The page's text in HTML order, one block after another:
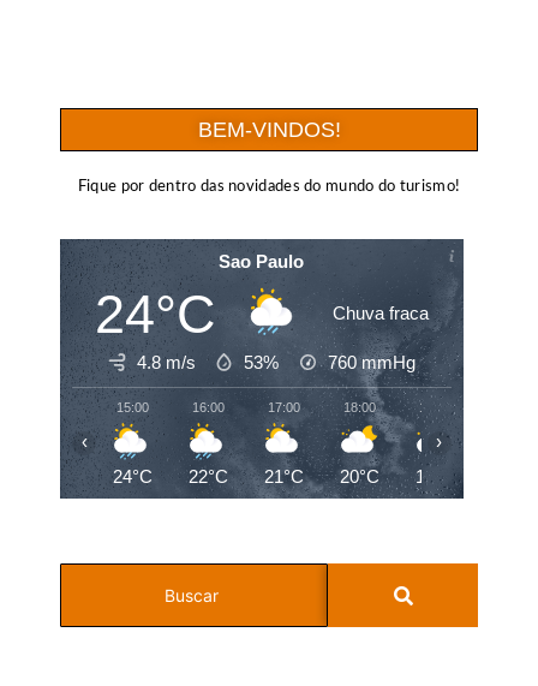
BEM-VINDOS!
Fique por dentro das novidades do mundo do turismo!
Sao Paulo
24°C Chuva fraca
4.8 m/s 53% 760mmHg
15:00
24°C
16:00
22°C
17:00
21°C
18:00
20°C
19:00
19°C
‹ ›